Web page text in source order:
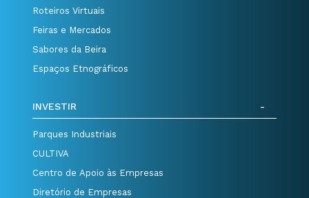
Roteiros Virtuais
Feiras e Mercados
Sabores da Beira
Espaços Etnográficos
INVESTIR
Parques Industriais
CULTIVA
Centro de Apoio às Empresas
Diretório de Empresas